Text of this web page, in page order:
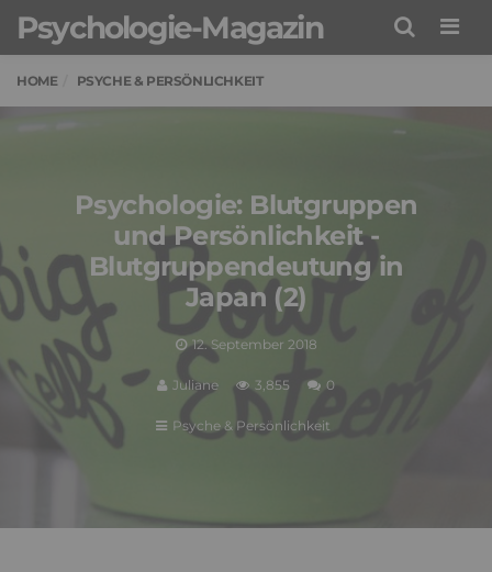
Psychologie-Magazin
HOME PSYCHE & PERSÖNLICHKEIT
Psychologie: Blutgruppen
und Persönlichkeit -
Blutgruppendeutung in
Japan (2)
12. September 2018
Juliane 3,855 0
Psyche & Persönlichkeit